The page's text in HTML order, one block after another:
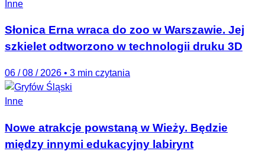
Inne
Słonica Erna wraca do zoo w Warszawie. Jej
szkielet odtworzono w technologii druku 3D
06 / 08 / 2026 • 3 min czytania
Inne
Nowe atrakcje powstaną w Wieży. Będzie
między innymi edukacyjny labirynt